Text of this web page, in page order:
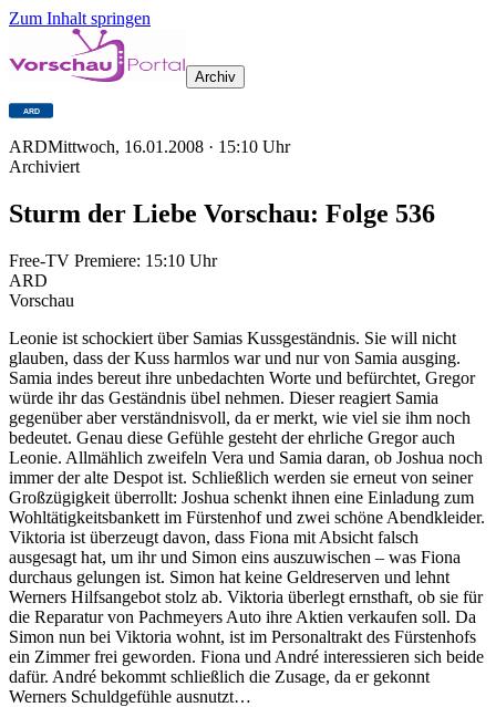
Zum Inhalt springen
Archiv
ARDMittwoch, 16.01.2008 · 15:10 Uhr
Archiviert
Sturm der Liebe Vorschau: Folge 536
Free-TV Premiere: 15:10 Uhr
ARD
Vorschau
Leonie ist schockiert über Samias Kussgeständnis. Sie will nicht
glauben, dass der Kuss harmlos war und nur von Samia ausging.
Samia indes bereut ihre unbedachten Worte und befürchtet, Gregor
würde ihr das Geständnis übel nehmen. Dieser reagiert Samia
gegenüber aber verständnisvoll, da er merkt, wie viel sie ihm noch
bedeutet. Genau diese Gefühle gesteht der ehrliche Gregor auch
Leonie. Allmählich zweifeln Vera und Samia daran, ob Joshua noch
immer der alte Despot ist. Schließlich werden sie erneut von seiner
Großzügigkeit überrollt: Joshua schenkt ihnen eine Einladung zum
Wohltätigkeitsbankett im Fürstenhof und zwei schöne Abendkleider.
Viktoria ist überzeugt davon, dass Fiona mit Absicht falsch
ausgesagt hat, um ihr und Simon eins auszuwischen – was Fiona
durchaus gelungen ist. Simon hat keine Geldreserven und lehnt
Werners Hilfsangebot stolz ab. Viktoria überlegt ernsthaft, ob sie für
die Reparatur von Pachmeyers Auto ihre Aktien verkaufen soll. Da
Simon nun bei Viktoria wohnt, ist im Personaltrakt des Fürstenhofs
ein Zimmer frei geworden. Fiona und André interessieren sich beide
dafür. André bekommt schließlich die Zusage, da er gekonnt
Werners Schuldgefühle ausnutzt…